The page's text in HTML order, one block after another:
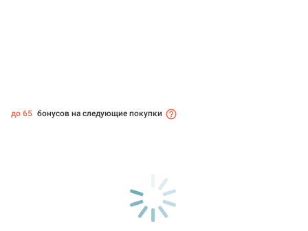
до 65 бонусов на следующие покупки